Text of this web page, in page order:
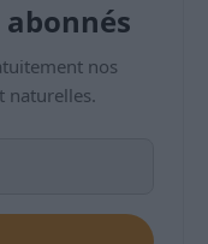
abonnés
nos
naturelles.